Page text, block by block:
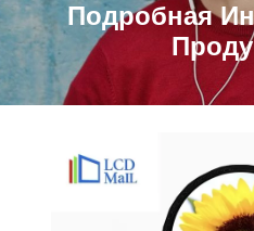
Подробная